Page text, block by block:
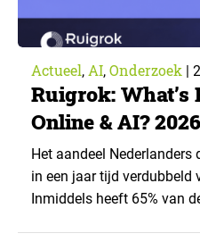
Actueel, AI, Onderzoek |
Ruigrok: What’s
Online & AI? 2026
Het aandeel
in een jaar tijd verdubbeld
Inmiddels heeft 65% van